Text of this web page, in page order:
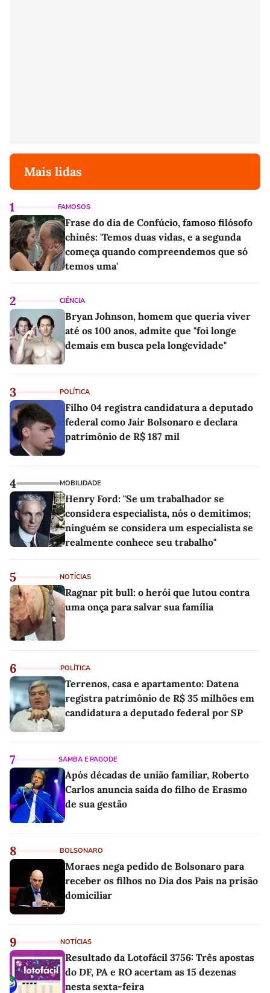
Mais lidas
1 FAMOSOS
Frase do dia de Confúcio, famoso filósofo
chinês: 'Temos duas vidas, e a segunda
começa quando compreendemos que só
temos uma'
2 CIÊNCIA
Bryan Johnson, homem que queria viver
até os 100 anos, admite que "foi longe
demais em busca pela longevidade"
3 POLÍTICA
Filho 04 registra candidatura a deputado
federal como Jair Bolsonaro e declara
patrimônio de R$ 187 mil
4 MOBILIDADE
Henry Ford: "Se um trabalhador se
considera especialista, nós o demitimos;
ninguém se considera um especialista se
realmente conhece seu trabalho"
5 NOTÍCIAS
Ragnar pit bull: o herói que lutou contra
uma onça para salvar sua família
6 POLÍTICA
Terrenos, casa e apartamento: Datena
registra patrimônio de R$ 35 milhões em
candidatura a deputado federal por SP
7 SAMBA E PAGODE
Após décadas de união familiar, Roberto
Carlos anuncia saída do filho de Erasmo
de sua gestão
8 BOLSONARO
Moraes nega pedido de Bolsonaro para
receber os filhos no Dia dos Pais na prisão
domiciliar
9 NOTÍCIAS
Resultado da Lotofácil 3756: Três apostas
do DF, PA e RO acertam as 15 dezenas
nesta sexta-feira